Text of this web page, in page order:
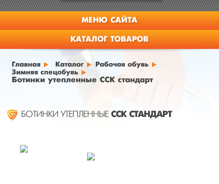
МЕНЮ САЙТА
КАТАЛОГ ТОВАРОВ
Главная Каталог
Рабочая обувь
Зимняя спецобувь
Ботинки утепленные ССК стандарт
БОТИНКИ УТЕПЛЕННЫЕ ССК СТАНДАРТ